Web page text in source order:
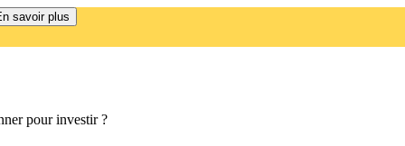
savoir plus
pour investir ?